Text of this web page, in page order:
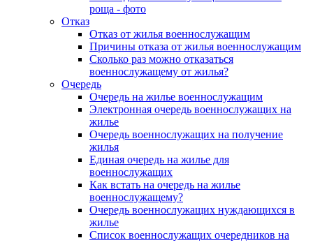
роща - фото
Отказ
Отказ от жилья военнослужащим
Причины отказа от жилья военнослужащим
Сколько раз можно отказаться
военнослужащему от жилья?
Очередь
Очередь на жилье военнослужащим
Электронная очередь военнослужащих на
жилье
Очередь военнослужащих на получение
жилья
Единая очередь на жилье для
военнослужащих
Как встать на очередь на жилье
военнослужащему?
Очередь военнослужащих нуждающихся в
жилье
Список военнослужащих очередников на